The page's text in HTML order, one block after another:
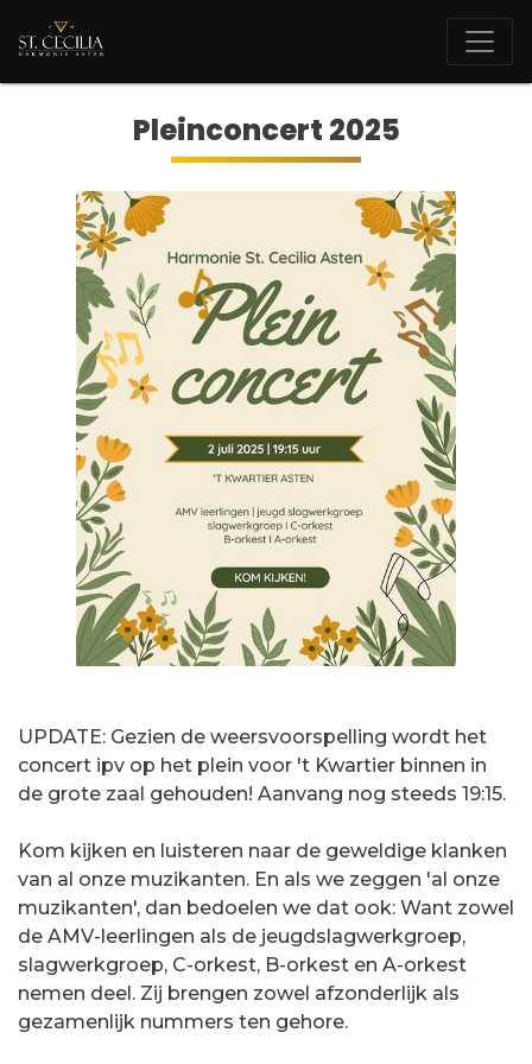
Pleinconcert 2025
UPDATE: Gezien de weersvoorspelling wordt het
concert ipv op het plein voor 't Kwartier binnen in
de grote zaal gehouden! Aanvang nog steeds 19:15.
Kom kijken en luisteren naar de geweldige klanken
van al onze muzikanten. En als we zeggen 'al onze
muzikanten', dan bedoelen we dat ook: Want zowel
de AMV-leerlingen als de jeugdslagwerkgroep,
slagwerkgroep, C-orkest, B-orkest en A-orkest
nemen deel. Zij brengen zowel afzonderlijk als
gezamenlijk nummers ten gehore.